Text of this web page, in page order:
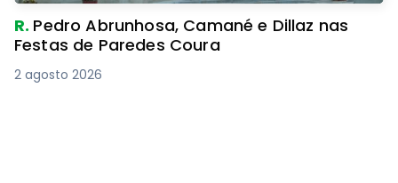
R. Pedro Abrunhosa, Camané e Dillaz nas
Festas de Paredes Coura
2 agosto 2026